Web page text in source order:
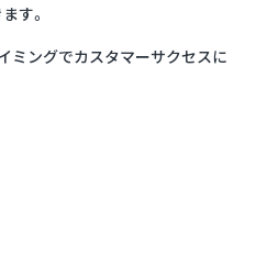
す。
ミングでカスタマーサクセスに